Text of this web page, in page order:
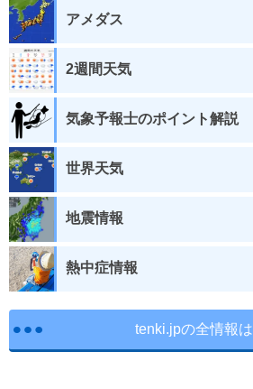
アメダス
2週間天気
気象予報士のポイント解説
世界天気
地震情報
熱中症情報
tenki.jpの全情報